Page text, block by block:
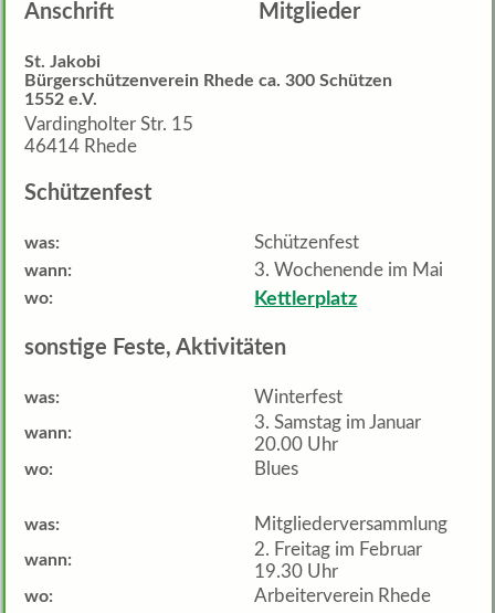
Anschrift Mitglieder
St. Jakobi
Bürgerschützenverein Rhede
1552 e.V.
ca. 300 Schützen
Vardingholter Str. 15
46414 Rhede
Schützenfest
was: Schützenfest
wann: 3. Wochenende im Mai
wo: Kettlerplatz
sonstige Feste, Aktivitäten
was: Winterfest
wann:
3. Samstag im Januar
20.00 Uhr
wo: Blues
was: Mitgliederversammlung
wann:
2. Freitag im Februar
19.30 Uhr
wo: Arbeiterverein Rhede